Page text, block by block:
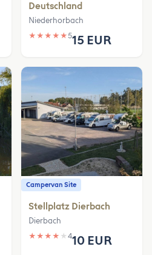
Deutschland
Niederhorbach
★ ★ ★ ★ ★515 EUR
Campervan Site
Stellplatz Dierbach
Dierbach
★ ★ ★ ★ ★ 410 EUR